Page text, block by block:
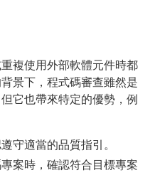
複使用外部軟體元件時都
景下，程式碼審查雖然是
它也帶來特定的優勢，例
守適當的品質指引。
案時，確認符合目標專案